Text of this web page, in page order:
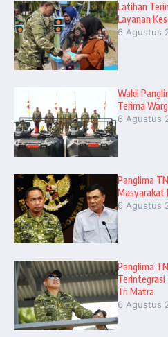
Latihan
Layanan
6 Agustus
Wakil
Terima
6 Agustus
Panglima
Masyarakat
6 Agustus
Panglima
Tri Matra
6 Agustus